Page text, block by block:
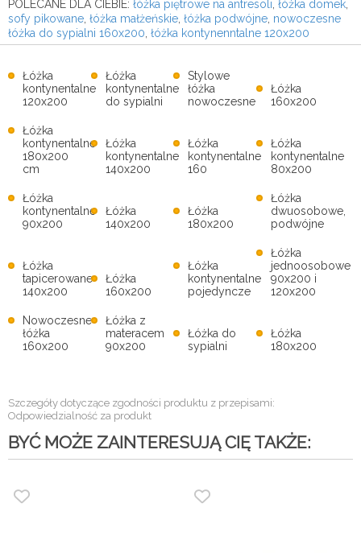
POLECANE DLA CIEBIE: łóżka piętrowe na antresoli, łóżka domek,
sofy pikowane, łóżka małżeńskie, łóżka podwójne, nowoczesne
łóżka do sypialni 160x200, łóżka kontynenntalne 120x200
Łóżka
kontynentalne
120x200
Łóżka
kontynentalne
do sypialni
Stylowe
łóżka
nowoczesne
Łóżka
160x200
Łóżka
kontynentalne
180x200
cm
Łóżka
kontynentalne
140x200
Łóżka
kontynentalne
160
Łóżka
kontynentalne
80x200
Łóżka
kontynentalne
90x200
Łóżka
140x200
Łóżka
180x200
Łóżka
dwuosobowe,
podwójne
Łóżka
tapicerowane
140x200
Łóżka
160x200
Łóżka
kontynentalne
pojedyncze
Łóżka
jednoosobowe
90x200 i
120x200
Nowoczesne
łóżka
160x200
Łóżka z
materacem
90x200
Łóżka do
sypialni
Łóżka
180x200
Szczegóły dotyczące zgodności produktu z przepisami:
Odpowiedzialność za produkt
BYĆ MOŻE ZAINTERESUJĄ CIĘ TAKŻE: